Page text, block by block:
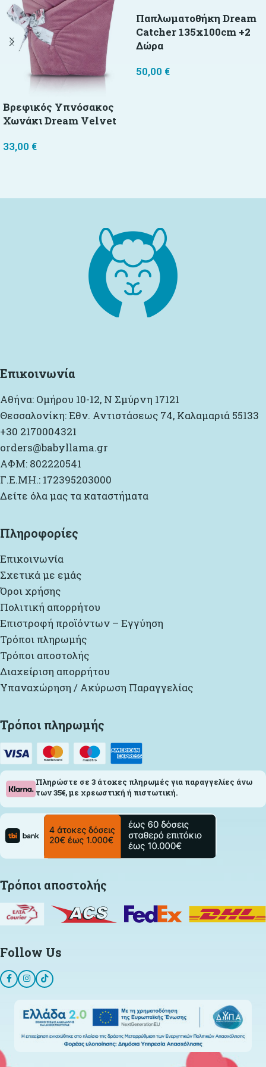
Βρεφικός Υπνόσακος
Χωνάκι Dream Velvet
33,00 €
Παπλωματοθήκη Dream
Catcher 135x100cm +2
Δώρα
50,00 €
Επικοινωνία
Αθήνα: Ομήρου 10-12, Ν Σμύρνη 17121
Θεσσαλονίκη: Εθν. Αντιστάσεως 74, Καλαμαριά 55133
+30 2170004321
orders@babyllama.gr
ΑΦΜ: 802220541
Γ.Ε.ΜΗ.: 172395203000
Δείτε όλα μας τα καταστήματα
Πληροφορίες
Επικοινωνία
Σχετικά με εμάς
Όροι χρήσης
Πολιτική απορρήτου
Επιστροφή προϊόντων – Εγγύηση
Τρόποι πληρωμής
Τρόποι αποστολής
Διαχείριση απορρήτου
Υπαναχώρηση / Ακύρωση Παραγγελίας
Τρόποι πληρωμής
Πληρώστε σε 3 άτοκες πληρωμές για παραγγελίες άνω
των 35€, με χρεωστική ή πιστωτική.
Τρόποι αποστολής
Follow Us